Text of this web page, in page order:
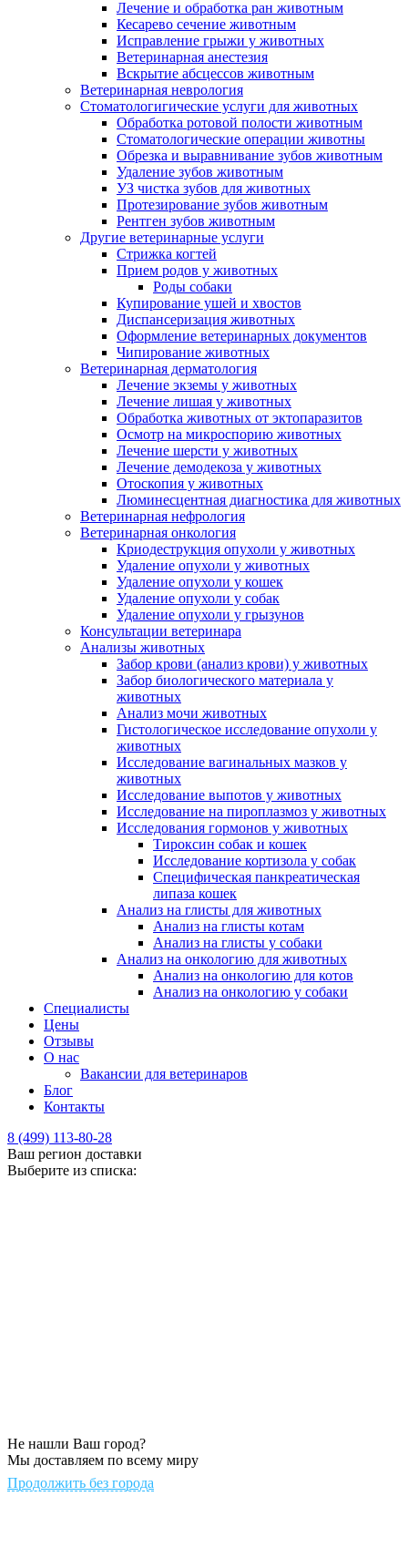
Лечение и обработка ран животным
Кесарево сечение животным
Исправление грыжи у животных
Ветеринарная анестезия
Вскрытие абсцессов животным
Ветеринарная неврология
Стоматологигические услуги для животных
Обработка ротовой полости животным
Стоматологические операции животны
Обрезка и выравнивание зубов животным
Удаление зубов животным
УЗ чистка зубов для животных
Протезирование зубов животным
Рентген зубов животным
Другие ветеринарные услуги
Стрижка когтей
Прием родов у животных
Роды собаки
Купирование ушей и хвостов
Диспансеризация животных
Оформление ветеринарных документов
Чипирование животных
Ветеринарная дерматология
Лечение экземы у животных
Лечение лишая у животных
Обработка животных от эктопаразитов
Осмотр на микроспорию животных
Лечение шерсти у животных
Лечение демодекоза у животных
Отоскопия у животных
Люминесцентная диагностика для животных
Ветеринарная нефрология
Ветеринарная онкология
Криодеструкция опухоли у животных
Удаление опухоли у животных
Удаление опухоли у кошек
Удаление опухоли у собак
Удаление опухоли у грызунов
Консультации ветеринара
Анализы животных
Забор крови (анализ крови) у животных
Забор биологического материала у
животных
Анализ мочи животных
Гистологическое исследование опухоли у
животных
Исследование вагинальных мазков у
животных
Исследование выпотов у животных
Исследование на пироплазмоз у животных
Исследования гормонов у животных
Тироксин собак и кошек
Исследование кортизола у собак
Специфическая панкреатическая
липаза кошек
Анализ на глисты для животных
Анализ на глисты котам
Анализ на глисты у собаки
Анализ на онкологию для животных
Анализ на онкологию для котов
Анализ на онкологию у собаки
Специалисты
Цены
Отзывы
О нас
Вакансии для ветеринаров
Блог
Контакты
8 (499) 113-80-28
Ваш регион доставки
Выберите из списка:
Не нашли Ваш город?
Мы доставляем по всему миру
Продолжить без города